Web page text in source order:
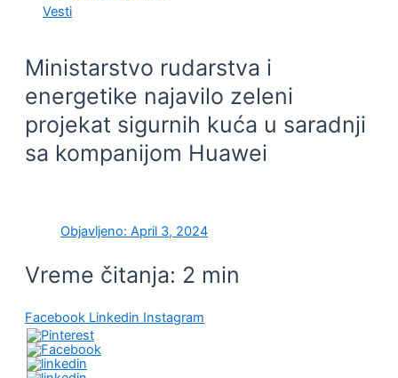
Vesti
Ministarstvo rudarstva i
energetike najavilo zeleni
projekat sigurnih kuća u saradnji
sa kompanijom Huawei
Objavljeno: April 3, 2024
Vreme čitanja: 2 min
Facebook Linkedin Instagram